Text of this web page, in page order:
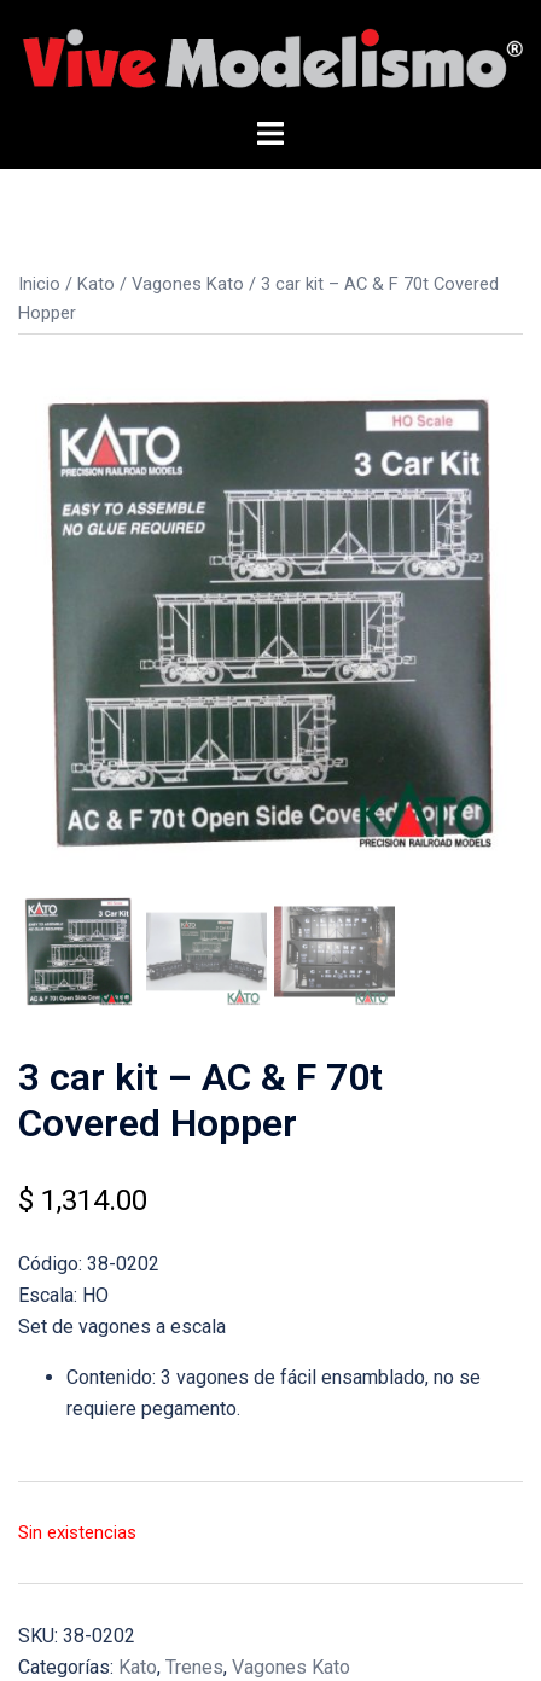
contenido
Alternar
Inicio / Kato / Vagones Kato / 3 car kit – AC & F 70t Covered
Hopper
3 car kit – AC & F 70t
Covered Hopper
$ 1,314.00
Código: 38-0202
Escala: HO
Set de vagones a escala
Contenido: 3 vagones de fácil ensamblado, no se
requiere pegamento.
Sin existencias
SKU: 38-0202
Categorías: Kato, Trenes, Vagones Kato